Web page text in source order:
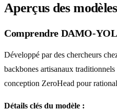
Aperçus des modèles
Comprendre DAMO-
Développé par des chercheurs
backbones artisanaux
conception ZeroHead pour
Détails clés du modèle :